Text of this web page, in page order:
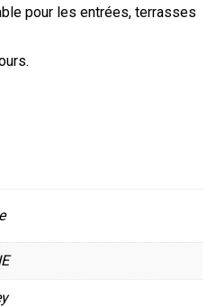
pour les entrées, terrasses